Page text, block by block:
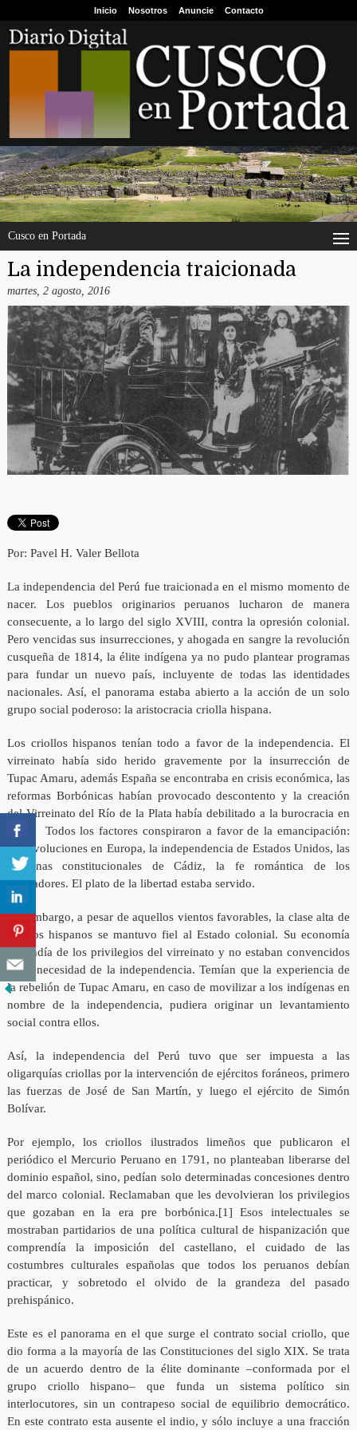
Inicio Nosotros Anuncie Contacto
Cusco en Portada
La independencia traicionada
martes, 2 agosto, 2016
Por: Pavel H. Valer Bellota
La independencia del Perú fue traicionada en el mismo momento de
nacer. Los pueblos originarios peruanos lucharon de manera
consecuente, a lo largo del siglo XVIII, contra la opresión colonial.
Pero vencidas sus insurrecciones, y ahogada en sangre la revolución
cusqueña de 1814, la élite indígena ya no pudo plantear programas
para fundar un nuevo país, incluyente de todas las identidades
nacionales. Así, el panorama estaba abierto a la acción de un solo
grupo social poderoso: la aristocracia criolla hispana.
Los criollos hispanos tenían todo a favor de la independencia. El
virreinato había sido herido gravemente por la insurrección de
Tupac Amaru, además España se encontraba en crisis económica, las
reformas Borbónicas habían provocado descontento y la creación
del Virreinato del Río de la Plata había debilitado a la burocracia en
Lima. Todos los factores conspiraron a favor de la emancipación:
las revoluciones en Europa, la independencia de Estados Unidos, las
doctrinas constitucionales de Cádiz, la fe romántica de los
libertadores. El plato de la libertad estaba servido.
Sin embargo, a pesar de aquellos vientos favorables, la clase alta de
criollos hispanos se mantuvo fiel al Estado colonial. Su economía
dependía de los privilegios del virreinato y no estaban convencidos
de la necesidad de la independencia. Temían que la experiencia de
la rebelión de Tupac Amaru, en caso de movilizar a los indígenas en
nombre de la independencia, pudiera originar un levantamiento
social contra ellos.
Así, la independencia del Perú tuvo que ser impuesta a las
oligarquías criollas por la intervención de ejércitos foráneos, primero
las fuerzas de José de San Martín, y luego el ejército de Simón
Bolívar.
Por ejemplo, los criollos ilustrados limeños que publicaron el
periódico el Mercurio Peruano en 1791, no planteaban liberarse del
dominio español, sino, pedían solo determinadas concesiones dentro
del marco colonial. Reclamaban que les devolvieran los privilegios
que gozaban en la era pre borbónica.[1] Esos intelectuales se
mostraban partidarios de una política cultural de hispanización que
comprendía la imposición del castellano, el cuidado de las
costumbres culturales españolas que todos los peruanos debían
practicar, y sobretodo el olvido de la grandeza del pasado
prehispánico.
Este es el panorama en el que surge el contrato social criollo, que
dio forma a la mayoría de las Constituciones del siglo XIX. Se trata
de un acuerdo dentro de la élite dominante –conformada por el
grupo criollo hispano– que funda un sistema político sin
interlocutores, sin un contrapeso social de equilibrio democrático.
En este contrato esta ausente el indio, y sólo incluye a una fracción